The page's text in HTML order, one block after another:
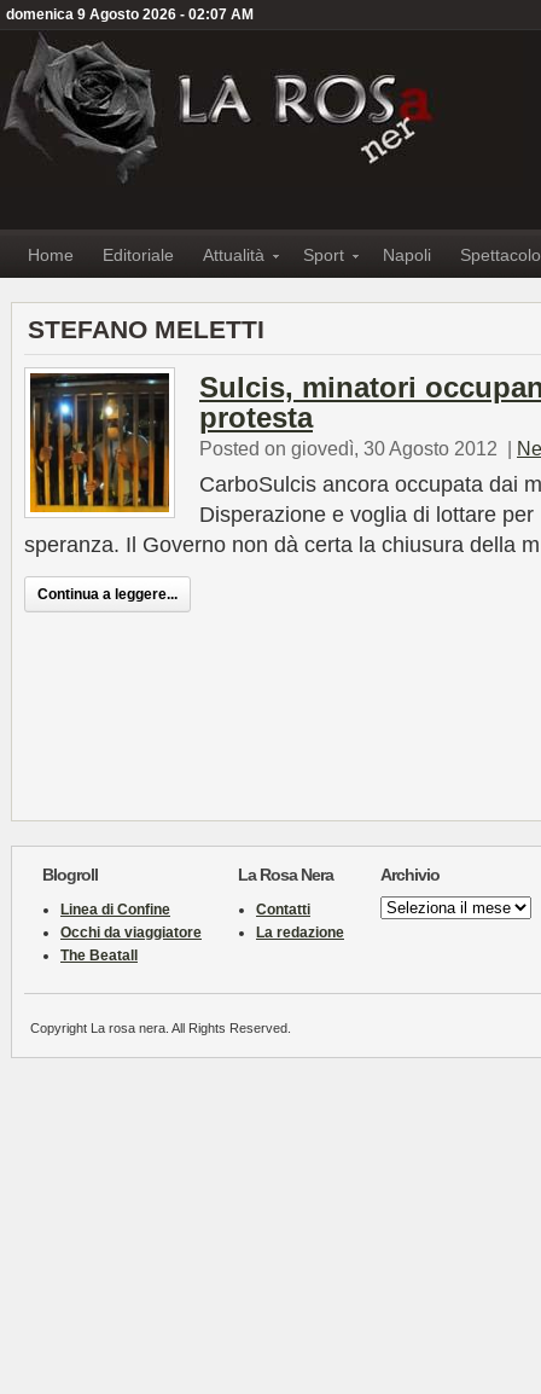
domenica 9 Agosto 2026 - 02:07 AM
Home Editoriale Attualità Sport Napoli Spettacolo
STEFANO MELETTI
Sulcis, minatori
protesta
Posted on giovedì, 30 Agosto 2012 |
CarboSulcis ancora occupata dai
Disperazione e voglia di lottare
speranza. Il Governo non dà certa la chiusura della
Continua a leggere...
Blogroll
Linea di Confine
Occhi da viaggiatore
The Beatall
La Rosa Nera
Contatti
La redazione
Archivio
Archivio
Copyright La rosa nera. All Rights Reserved.